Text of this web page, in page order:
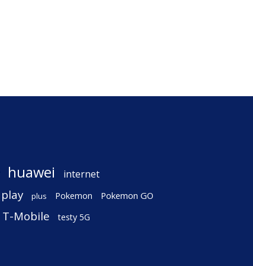
huawei internet
play plus Pokemon Pokemon GO
T-Mobile testy 5G